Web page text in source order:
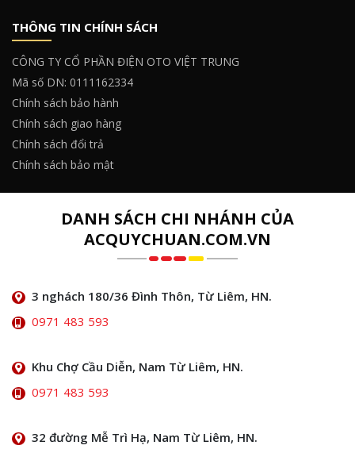
THÔNG TIN CHÍNH SÁCH
CÔNG TY CỔ PHẦN ĐIỆN OTO VIỆT TRUNG
Mã số DN: 0111162334
Chính sách bảo hành
Chính sách giao hàng
Chính sách đổi trả
Chính sách bảo mật
DANH SÁCH CHI NHÁNH CỦA
ACQUYCHUAN.COM.VN
3 nghách 180/36 Đình Thôn, Từ Liêm, HN.
0971 483 593
Khu Chợ Cầu Diễn, Nam Từ Liêm, HN.
0971 483 593
32 đường Mễ Trì Hạ, Nam Từ Liêm, HN.